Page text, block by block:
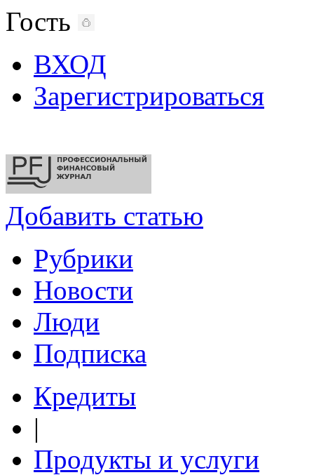
Гость
ВХОД
Зарегистрироваться
Добавить статью
Рубрики
Новости
Люди
Подписка
Кредиты
|
Продукты и услуги